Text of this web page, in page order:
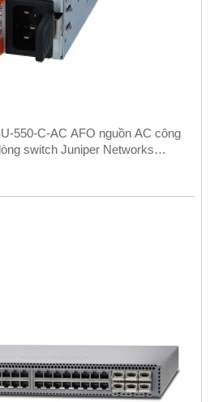
550-C-AC AFO nguồn AC công
switch Juniper Networks